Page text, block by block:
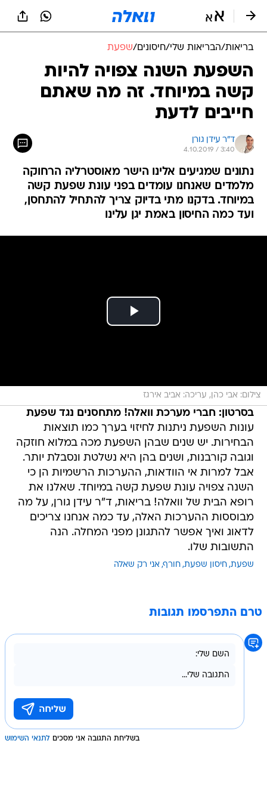
בריאות/הבריאות שלי/חיסונים/שפעת
השפעת השנה צפויה להיות
קשה במיוחד. זה מה שאתם
חייבים לדעת
ד"ר עידן גורן
4.10.2019 / 3:40
נתונים שמגיעים אלינו הישר מאוסטרליה הרחוקה
מלמדים שאנחנו עומדים בפני עונת שפעת קשה
במיוחד. בדקנו מתי בדיוק צריך להתחיל להתחסן,
ועד כמה החיסון באמת יגן עלינו
צילום: אבי כהן, עריכה: אביב אירגז
בסרטון: חברי מערכת וואלה! מתחסנים נגד שפעת
עונות השפעת ניתנות לחיזוי בערך כמו תוצאות
הבחירות. יש שנים שבהן השפעת מכה במלוא חוזקה
וגובה קורבנות, ושנים בהן היא נשלטת ונסבלת יותר.
אבל למרות אי הוודאות, ההערכות הרשמיות הן כי
השנה צפויה עונת שפעת קשה במיוחד. שאלנו את
רופא הבית של וואלה! בריאות, ד"ר עידן גורן, על מה
מבוססות ההערכות האלה, עד כמה אנחנו צריכים
לדאוג ואיך אפשר להתגונן מפני המחלה. הנה
התשובות שלו.
שפעת חיסון שפעת חורף אני רק שאלה
טרם התפרסמו תגובות
בשליחת התגובה אני מסכים לתנאי השימוש